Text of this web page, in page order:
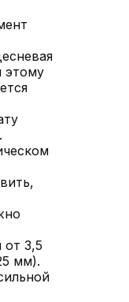
этому
3,5
мм).